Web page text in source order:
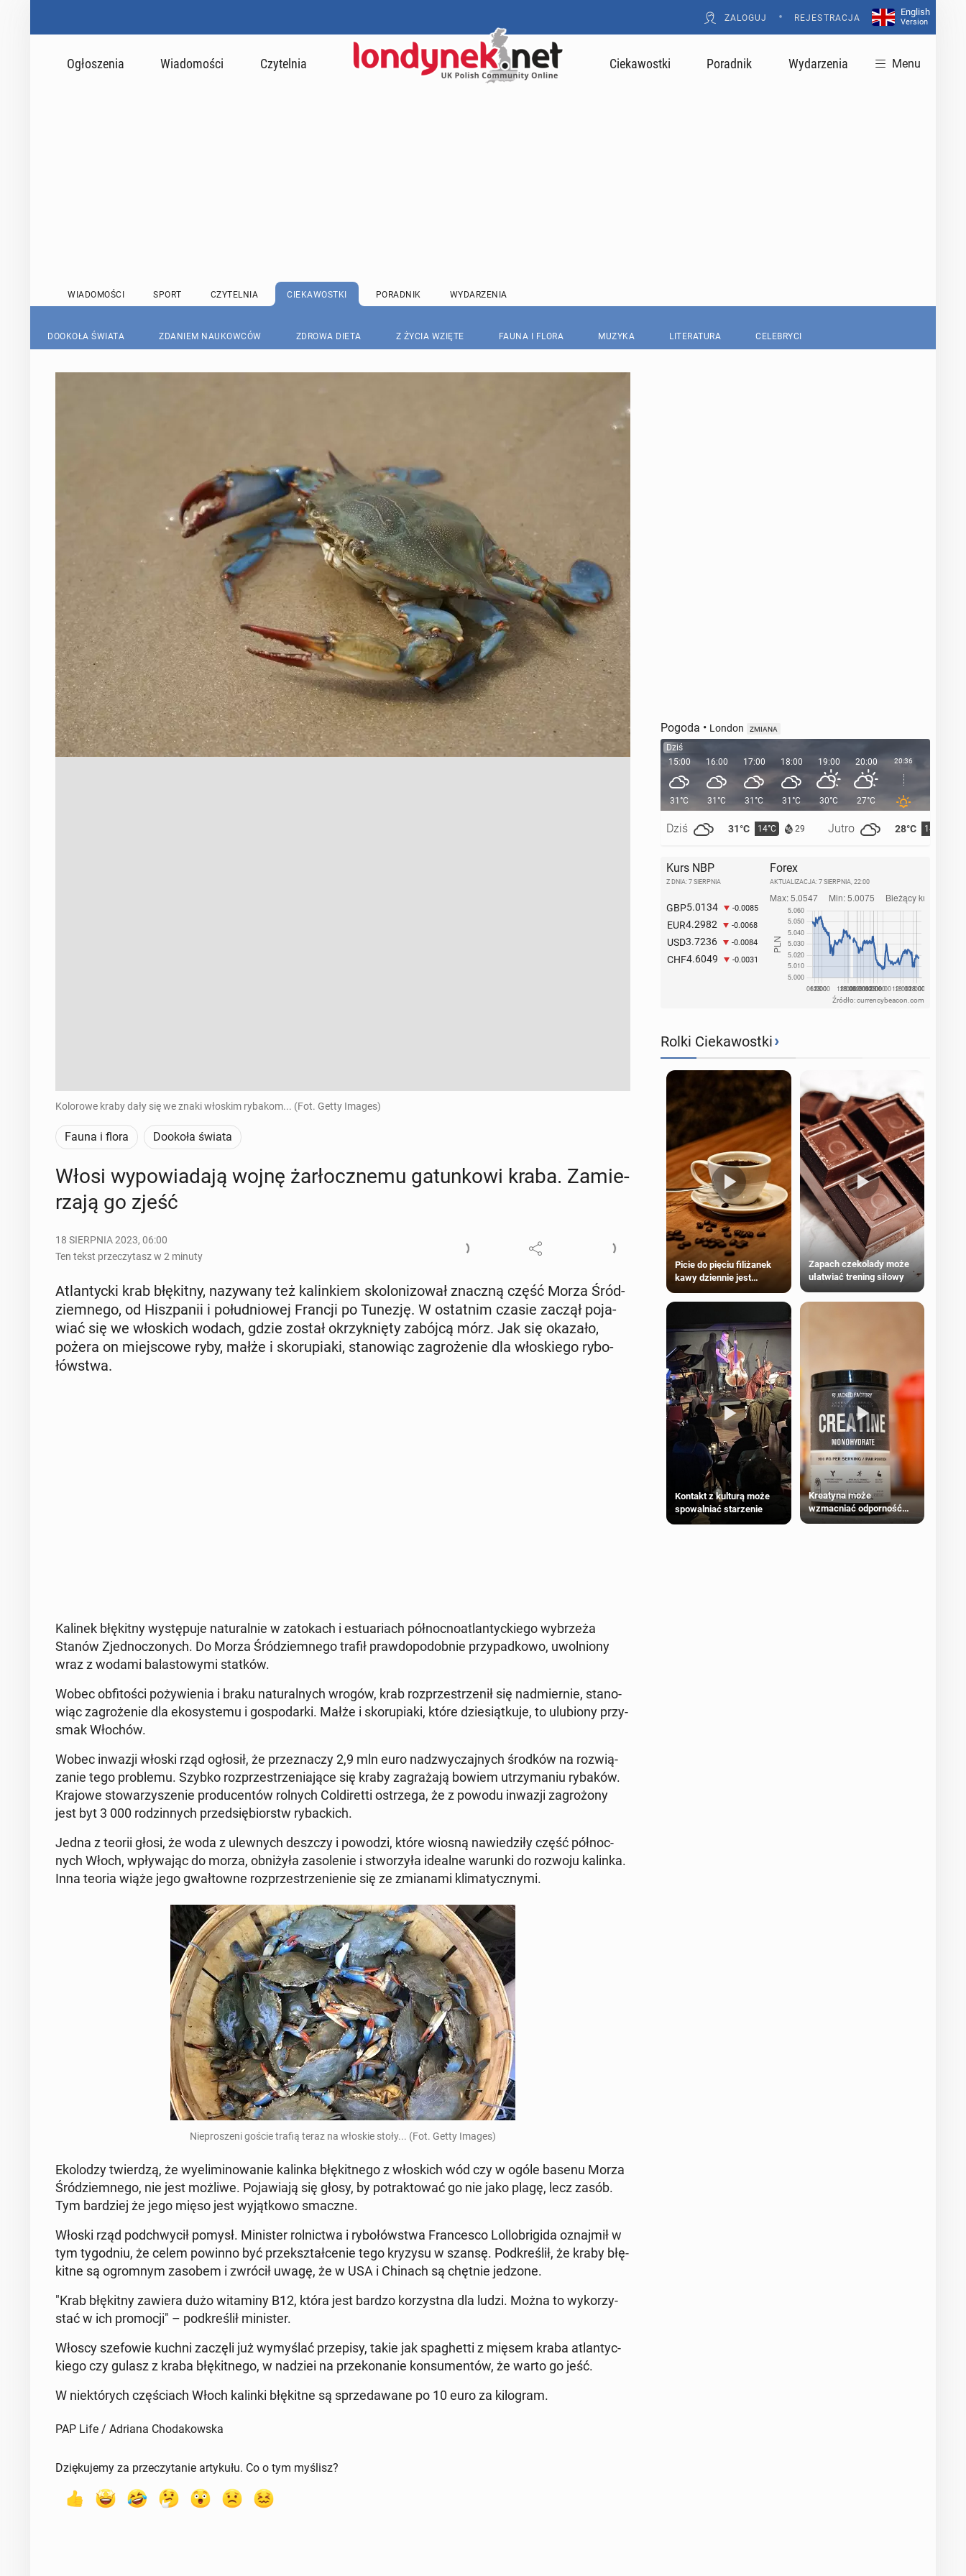
ZALOGUJ • REJESTRACJA
English
Version
Ogłoszenia Wiadomości Czytelnia Ciekawostki Poradnik Wydarzenia Menu
WIADOMOŚCI SPORT CZYTELNIA CIEKAWOSTKI PORADNIK WYDARZENIA
DOOKOŁA ŚWIATA ZDANIEM NAUKOWCÓW ZDROWA DIETA Z ŻYCIA WZIĘTE FAUNA I FLORA MUZYKA LITERATURA CELEBRYCI
Kolorowe kraby dały się we znaki włoskim rybakom... (Fot. Getty Images)
Fauna i flora Dookoła świata
Włosi wy­po­wia­da­ją wojnę żar­łocz­ne­mu ga­tun­ko­wi kraba. Za­mie­
rza­ją go zjeść
18 SIERPNIA 2023, 06:00
Ten tekst przeczytasz w 2 minuty
Atlan­tyc­ki krab błę­kit­ny, na­zy­wa­ny też ka­lin­kiem sko­lo­ni­zo­wał znaczną część Morza Śród­
ziem­ne­go, od Hisz­pa­nii i po­łu­dnio­wej Francji po Tunezję. W ostat­nim czasie zaczął po­ja­
wiać się we wło­skich wodach, gdzie został okrzyk­nię­ty zabójcą mórz. Jak się okazało,
pożera on miej­sco­we ryby, małże i sko­ru­pia­ki, sta­no­wiąc za­gro­że­nie dla wło­skie­go ry­bo­
łów­stwa.
Kalinek błę­kit­ny wy­stę­pu­je na­tu­ral­nie w za­to­kach i es­tu­ariach pół­noc­no­atlan­tyc­kie­go wy­brze­ża
Stanów Zjed­no­czo­nych. Do Morza Śród­ziem­ne­go trafił praw­do­po­dob­nie przy­pad­ko­wo, uwol­nio­ny
wraz z wodami ba­la­sto­wy­mi statków.
Wobec ob­fi­to­ści po­ży­wie­nia i braku na­tu­ral­nych wrogów, krab roz­prze­strze­nił się nad­mier­nie, sta­no­
wiąc za­gro­że­nie dla eko­sys­te­mu i go­spo­dar­ki. Małże i sko­ru­pia­ki, które dzie­siąt­ku­je, to ulu­bio­ny przy­
smak Włochów.
Wobec inwazji włoski rząd ogłosił, że prze­zna­czy 2,9 mln euro nad­zwy­czaj­nych środków na roz­wią­
za­nie tego pro­ble­mu. Szybko roz­prze­strze­nia­ją­ce się kraby za­gra­ża­ją bowiem utrzy­ma­niu rybaków.
Krajowe sto­wa­rzy­sze­nie pro­du­cen­tów rolnych Col­di­ret­ti ostrze­ga, że z powodu inwazji za­gro­żo­ny
jest byt 3 000 ro­dzin­nych przed­się­biorstw ry­bac­kich.
Jedna z teorii głosi, że woda z ulew­nych deszczy i powodzi, które wiosną na­wie­dzi­ły część pół­noc­
nych Włoch, wpły­wa­jąc do morza, ob­ni­ży­ła za­so­le­nie i stwo­rzy­ła idealne warunki do rozwoju kalinka.
Inna teoria wiąże jego gwał­tow­ne roz­prze­strze­nie­nie się ze zmia­na­mi kli­ma­tycz­ny­mi.
Nie­pro­sze­ni goście trafią teraz na włoskie stoły... (Fot. Getty Images)
Eko­lo­dzy twier­dzą, że wy­eli­mi­no­wa­nie kalinka błę­kit­ne­go z wło­skich wód czy w ogóle basenu Morza
Śród­ziem­ne­go, nie jest możliwe. Po­ja­wia­ją się głosy, by po­trak­to­wać go nie jako plagę, lecz zasób.
Tym bar­dziej że jego mięso jest wy­jąt­ko­wo smaczne.
Włoski rząd pod­chwy­cił pomysł. Mi­ni­ster rol­nic­twa i ry­bo­łów­stwa Fran­ce­sco Lol­lo­bri­gi­da oznaj­mił w
tym ty­go­dniu, że celem powinno być prze­kształ­ce­nie tego kryzysu w szansę. Pod­kre­ślił, że kraby błę­
kit­ne są ogrom­nym zasobem i zwrócił uwagę, że w USA i Chinach są chętnie jedzone.
"Krab błę­kit­ny zawiera dużo wi­ta­mi­ny B12, która jest bardzo ko­rzyst­na dla ludzi. Można to wy­ko­rzy­
stać w ich pro­mo­cji" – pod­kre­ślił mi­ni­ster.
Włoscy sze­fo­wie kuchni zaczęli już wy­my­ślać prze­pi­sy, takie jak spa­ghet­ti z mięsem kraba atlan­tyc­
kie­go czy gulasz z kraba błę­kit­ne­go, w nadziei na prze­ko­na­nie kon­su­men­tów, że warto go jeść.
W nie­któ­rych czę­ściach Włoch kalinki błę­kit­ne są sprze­da­wa­ne po 10 euro za ki­lo­gram.
PAP Life / Adriana Chodakowska
Dziękujemy za przeczytanie artykułu. Co o tym myślisz?
Pogoda • London ZMIANA
Dziś
15:00
31°C
Dziś 31°C 14°C 29 Jutro 28°C 14°C
16:00
31°C
17:00
31°C
18:00
31°C
19:00
30°C
20:00
27°C
20:36
Kurs NBP
Z DNIA: 7 SIERPNIA
GBP5.0134 -0.0085
EUR4.2982 -0.0068
USD3.7236 -0.0084
CHF4.6049 -0.0031
Forex
AKTUALIZACJA: 7 SIERPNIA, 22:00
Źródło: currencybeacon.com
Rolki Ciekawostki›
Picie do pięciu filiżanek
kawy dziennie jest
większości dorosłych
Zapach czekolady może
ułatwiać trening siłowy
Kontakt z kulturą może
spowalniać starzenie
Kreatyna może
wzmacniać odporność
przeciw nowotworom